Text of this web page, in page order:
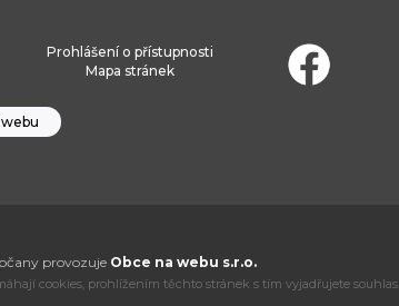
Prohlášení o přístupnosti
Mapa stránek
provozuje Obce na webu s.r.o.
cookies, prohlížením těchto stránek s tím vyjadřujete souhlas.